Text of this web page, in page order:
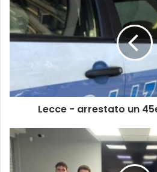
-
arrestato
un
45enne
Lecce - arrestato un
TARANTO
-